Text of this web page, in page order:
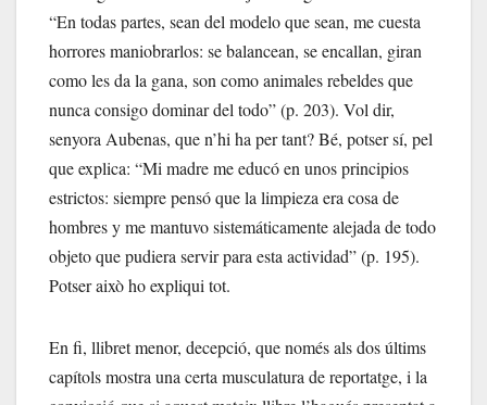
“En todas partes, sean del modelo que sean, me cuesta
horrores maniobrarlos: se balancean, se encallan, giran
como les da la gana, son como animales rebeldes que
nunca consigo dominar del todo” (p. 203). Vol dir,
senyora Aubenas, que n’hi ha per tant? Bé, potser sí, pel
que explica: “Mi madre me educó en unos principios
estrictos: siempre pensó que la limpieza era cosa de
hombres y me mantuvo sistemáticamente alejada de todo
objeto que pudiera servir para esta actividad” (p. 195).
Potser això ho expliqui tot.
En fi, llibret menor, decepció, que només als dos últims
capítols mostra una certa musculatura de reportatge, i la